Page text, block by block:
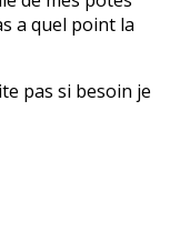
a quel point la
pas si besoin je